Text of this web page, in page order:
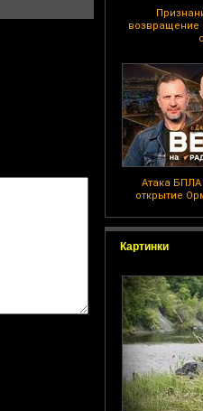
возвращение
Атака
открытие
Картинки